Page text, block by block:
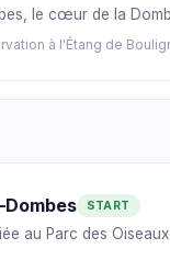
le cœur de la
à l'Étang de
START
au Parc des